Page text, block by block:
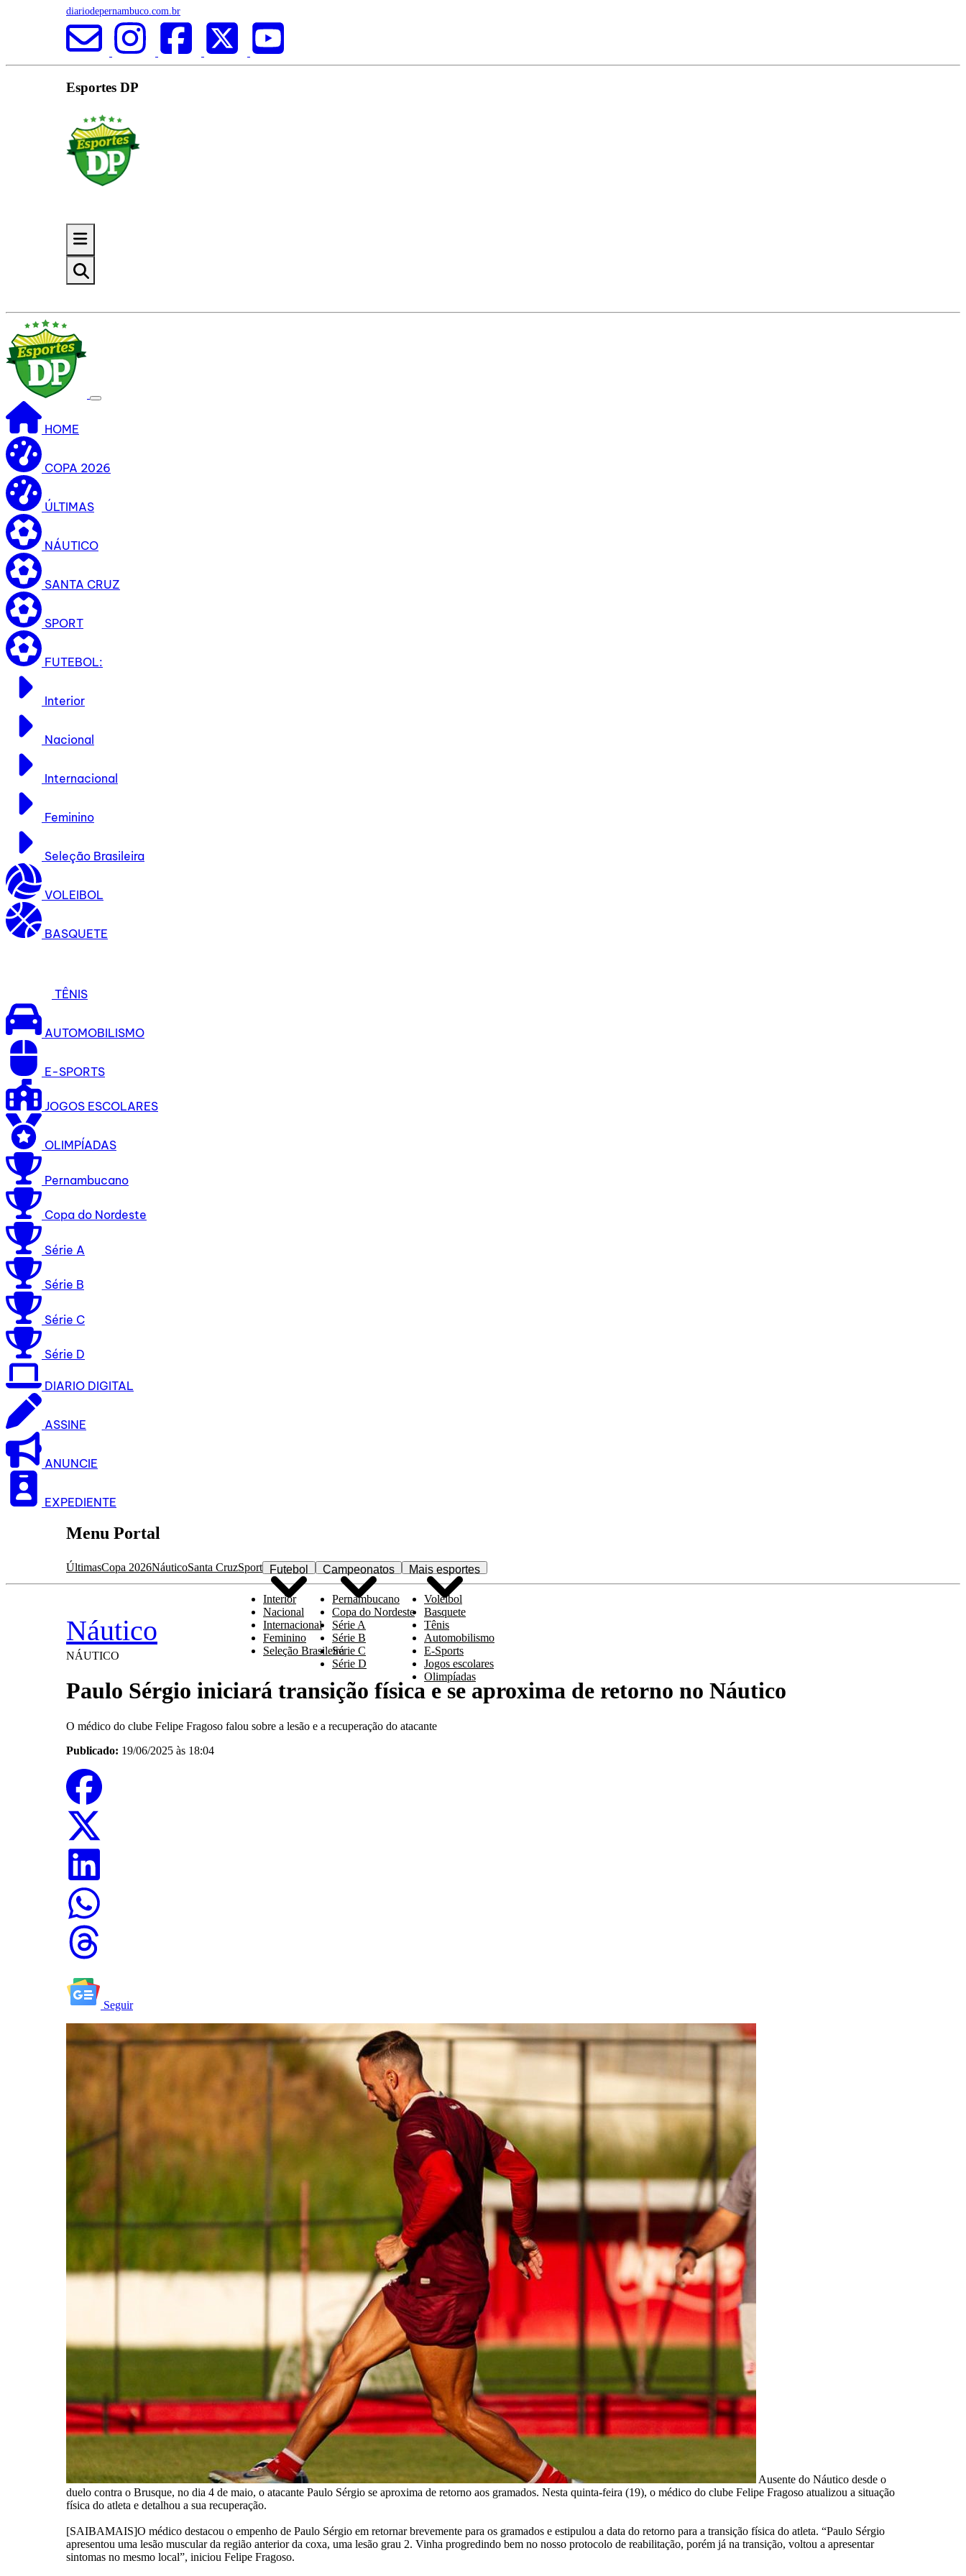
diariodepernambuco.com.br
Esportes DP
HOME
COPA 2026
ÚLTIMAS
NÁUTICO
SANTA CRUZ
SPORT
FUTEBOL:
Interior
Nacional
Internacional
Feminino
Seleção Brasileira
VOLEIBOL
BASQUETE
TÊNIS
AUTOMOBILISMO
E-SPORTS
JOGOS ESCOLARES
OLIMPÍADAS
Pernambucano
Copa do Nordeste
Série A
Série B
Série C
Série D
DIARIO DIGITAL
ASSINE
ANUNCIE
EXPEDIENTE
Menu Portal
ÚltimasCopa 2026NáuticoSanta CruzSport Futebol
Interior
Nacional
Internacional
Feminino
Seleção Brasileira
Campeonatos
Pernambucano
Copa do Nordeste
Série A
Série B
Série C
Série D
Mais esportes
Voleibol
Basquete
Tênis
Automobilismo
E-Sports
Jogos escolares
Olimpíadas
Náutico
NÁUTICO
Paulo Sérgio iniciará transição física e se aproxima de retorno no Náutico
O médico do clube Felipe Fragoso falou sobre a lesão e a recuperação do atacante
Publicado: 19/06/2025 às 18:04
Seguir
Ausente do Náutico desde o
duelo contra o Brusque, no dia 4 de maio, o atacante Paulo Sérgio se aproxima de retorno aos gramados. Nesta quinta-feira (19), o médico do clube Felipe Fragoso atualizou a situação
física do atleta e detalhou a sua recuperação.
[SAIBAMAIS]O médico destacou o empenho de Paulo Sérgio em retornar brevemente para os gramados e estipulou a data do retorno para a transição física do atleta. “Paulo Sérgio
apresentou uma lesão muscular da região anterior da coxa, uma lesão grau 2. Vinha progredindo bem no nosso protocolo de reabilitação, porém já na transição, voltou a apresentar
sintomas no mesmo local”, iniciou Felipe Fragoso.